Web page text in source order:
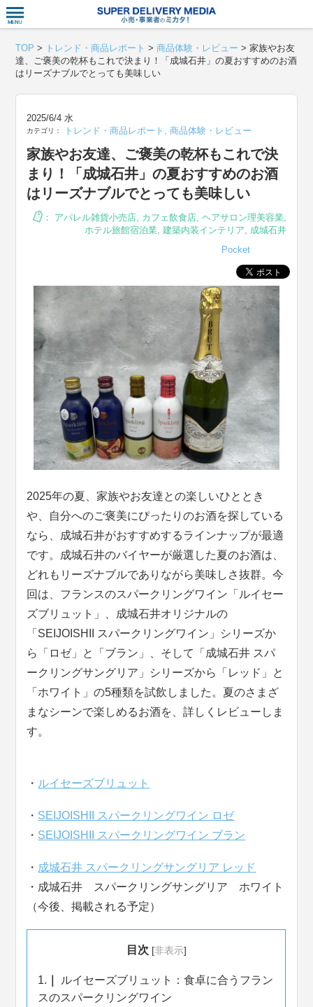
TOP > トレンド・商品レポート >商品体験・レビュー >家族やお友
達、ご褒美の乾杯もこれで決まり！「成城石井」の夏おすすめのお酒
はリーズナブルでとっても美味しい
2025/6/4 水
カテゴリ： トレンド・商品レポート ,商品体験・レビュー
家族やお友達、ご褒美の乾杯もこれで決
まり！「成城石井」の夏おすすめのお酒
はリーズナブルでとっても美味しい
： アパレル雑貨小売店, カフェ飲食店, ヘアサロン理美容業,
ホテル旅館宿泊業, 建築内装インテリア, 成城石井
Pocket
2025年の夏、家族やお友達との楽しいひととき
や、自分へのご褒美にぴったりのお酒を探している
なら、成城石井がおすすめするラインナップが最適
です。成城石井のバイヤーが厳選した夏のお酒は、
どれもリーズナブルでありながら美味しさ抜群。今
回は、フランスのスパークリングワイン「ルイセー
ズブリュット」、成城石井オリジナルの
「SEIJOISHII スパークリングワイン」シリーズか
ら「ロゼ」と「ブラン」、そして「成城石井 スパ
ークリングサングリア」シリーズから「レッド」と
「ホワイト」の5種類を試飲しました。夏のさまざ
まなシーンで楽しめるお酒を、詳しくレビューしま
す。
・ ルイセーズブリュット
・ SEIJOISHII スパークリングワイン ロゼ
・ SEIJOISHII スパークリングワイン ブラン
・ 成城石井 スパークリングサングリア レッド
・成城石井 スパークリングサングリア ホワイト
（今後、掲載される予定）
目次 [非表示]
1.
ルイセーズブリュット：食卓に合うフラン
スのスパークリングワイン